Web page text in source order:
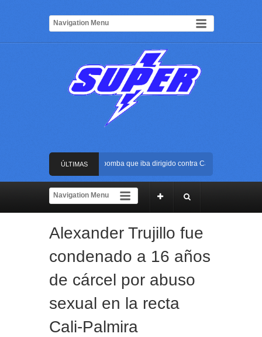
ÚLTIMAS
NOTICIAS
Frustran atentado con bus bomba que iba dirigido contra Cali durante la
La Arena USC será el escenario de la posesión presidencial de Abelardo de la
Rápida reacción policial evitó que presunto agresor escapara tras atacar a
Frustran atentado con bus bomba que iba dirigido contra Cali durante la
Alexander Trujillo fue
condenado a 16 años
de cárcel por abuso
sexual en la recta
Cali-Palmira